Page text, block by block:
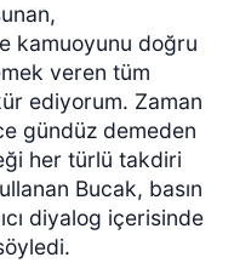
kamuoyunu doğru
veren tüm
ediyorum. Zaman
gündüz demeden
her türlü takdiri
Bucak, basın
diyalog içerisinde